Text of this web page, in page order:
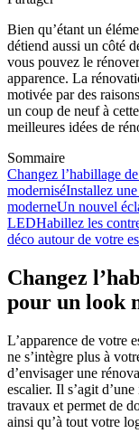
Bien qu’étant un
détiend aussi un côté
vous pouvez le
apparence. La
motivée par des
un coup de neuf à
meilleures idées de
Sommaire
Changez l’habillage
moderniséInstallez
moderneUn nouvel
LEDHabillez les
déco autour de votre
Changez
pour un look
L’apparence de votre
ne s’intègre plus à
d’envisager une
escalier. Il s’agit
travaux et permet de
ainsi qu’à tout votre